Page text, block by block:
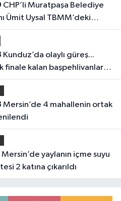
Ümit Uysal TBMM’deki
tepki gösterdi
finale kalan başpehlivanlar
2 katına çıkarıldı